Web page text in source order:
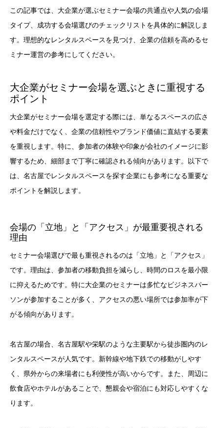
この記事では、大企業が選ぶセミナー会場の共通点や人気の会場
タイプ、成功する会場選びのチェックリストを具体的に解説しま
す。理想的なレンタルスペースを見つけ、企業の信頼を高めるセ
ミナー運営の参考にしてください。
大企業がセミナー会場を選ぶときに重視する
ポイント
大企業がセミナー会場を選定する際には、単なるスペースの広さ
や料金だけでなく、企業の信頼性やブランド価値に直結する要素
を重視します。特に、参加者の体験や印象が会社のイメージに影
響するため、細部まで丁寧に確認される傾向があります。以下で
は、名古屋でレンタルスペースを探す企業にも参考になる重要な
ポイントを解説します。
会場の「立地」と「アクセス」が最重要視される
理由
セミナー会場選びで最も重視されるのは「立地」と「アクセス」
です。理由は、参加者の移動負担を減らし、時間のロスを最小限
に抑えるためです。特に大企業のセミナーは多忙なビジネスパー
ソンが参加することが多く、アクセスの悪い場所では参加率が下
がる傾向があります。
名古屋の場合、名古屋駅や栄駅のような主要駅から徒歩圏内のレ
ンタルスペースが人気です。新幹線や地下鉄での移動がしやす
く、県外からの来場者にも利便性が高いからです。また、周辺に
飲食店やホテルがあることで、懇親会や宿泊にも対応しやすくな
ります。